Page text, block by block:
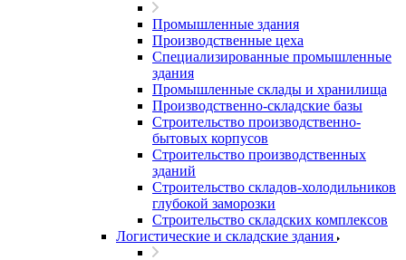
Промышленные здания
Производственные цеха
Специализированные промышленные
здания
Промышленные склады и хранилища
Производственно-складские базы
Строительство производственно-
бытовых корпусов
Строительство производственных
зданий
Строительство складов-холодильников
глубокой заморозки
Строительство складских комплексов
Логистические и складские здания